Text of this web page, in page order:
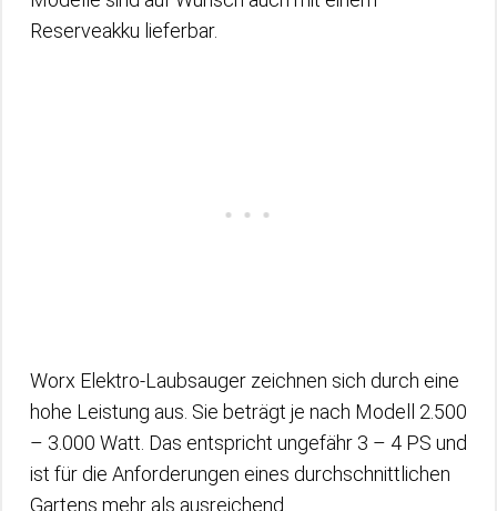
Reserveakku lieferbar.
Worx Elektro-Laubsauger zeichnen sich durch eine
hohe Leistung aus. Sie beträgt je nach Modell 2.500
– 3.000 Watt. Das entspricht ungefähr 3 – 4 PS und
ist für die Anforderungen eines durchschnittlichen
Gartens mehr als ausreichend.